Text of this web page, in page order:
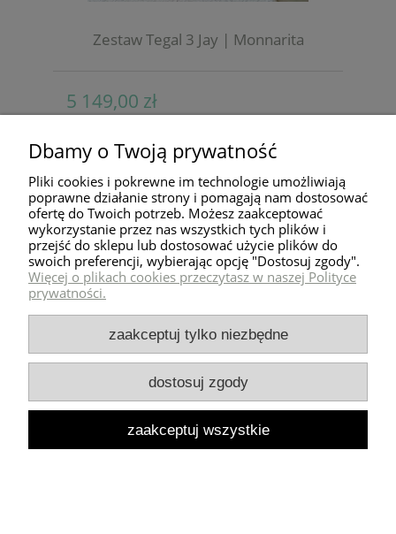
Zestaw Tegal 3 Jay | Monnarita
5 149,00 zł
nowość
Dbamy o Twoją prywatność
Pliki cookies i pokrewne im technologie umożliwiają
poprawne działanie strony i pomagają nam dostosować
ofertę do Twoich potrzeb. Możesz zaakceptować
wykorzystanie przez nas wszystkich tych plików i
przejść do sklepu lub dostosować użycie plików do
swoich preferencji, wybierając opcję "Dostosuj zgody".
Więcej o plikach cookies przeczytasz w naszej Polityce
prywatności.
zaakceptuj tylko niezbędne
dostosuj zgody
zaakceptuj wszystkie